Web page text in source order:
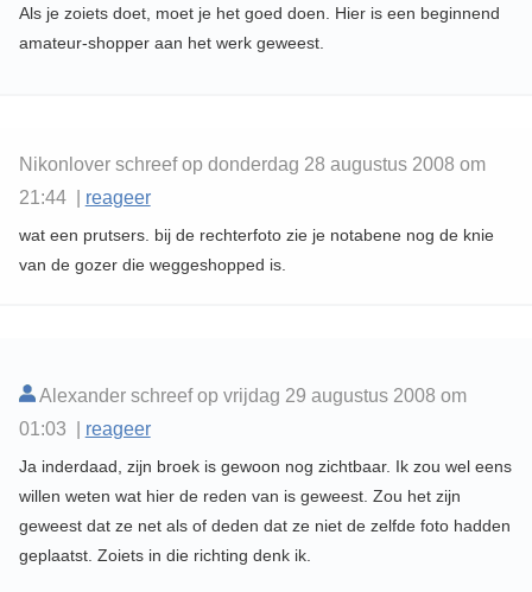
Als je zoiets doet, moet je het goed doen. Hier is een beginnend
amateur-shopper aan het werk geweest.
Nikonlover schreef op donderdag 28 augustus 2008 om
21:44 | reageer
wat een prutsers. bij de rechterfoto zie je notabene nog de knie
van de gozer die weggeshopped is.
Alexander schreef op vrijdag 29 augustus 2008 om
01:03 | reageer
Ja inderdaad, zijn broek is gewoon nog zichtbaar. Ik zou wel eens
willen weten wat hier de reden van is geweest. Zou het zijn
geweest dat ze net als of deden dat ze niet de zelfde foto hadden
geplaatst. Zoiets in die richting denk ik.